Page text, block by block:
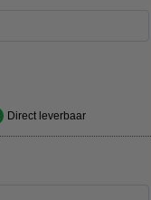
Direct leverbaar